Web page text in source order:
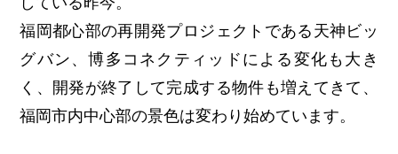
福岡都心部の再開発プロジェクトである天神ビッ
グバン、博多コネクティッドによる変化も大き
く、開発が終了して完成する物件も増えてきて、
福岡市内中心部の景色は変わり始めています。